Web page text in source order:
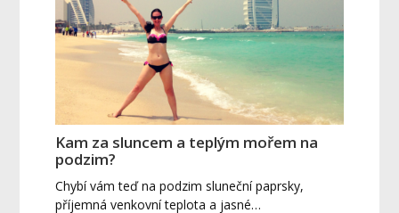
Kam za sluncem a teplým mořem na
podzim?
Chybí vám teď na podzim sluneční paprsky,
příjemná venkovní teplota a jasné…